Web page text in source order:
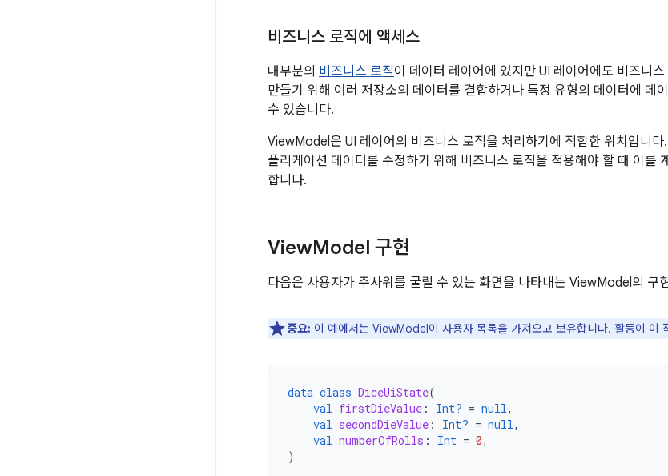
비즈니스 로직에 액세스
대부분의 비즈니스 로직이 데이터 레이어에 있지만 UI 레이어에도 비즈니
만들기 위해 여러 저장소의 데이터를 결합하거나 특정 유형의 데이터에 데
수 있습니다.
ViewModel은 UI 레이어의 비즈니스 로직을 처리하기에 적합한 위치입니
플리케이션 데이터를 수정하기 위해 비즈니스 로직을 적용해야 할 때 이를
합니다.
ViewModel 구현
다음은 사용자가 주사위를 굴릴 수 있는 화면을 나타내는 ViewModel의 구
중요: 이 예에서는 ViewModel이 사용자 목록을 가져오고 보유합니다. 활동이 이
data class DiceUiState(
val firstDieValue : Int? = null,
val secondDieValue : Int? = null,
val numberOfRolls : Int = 0,
)